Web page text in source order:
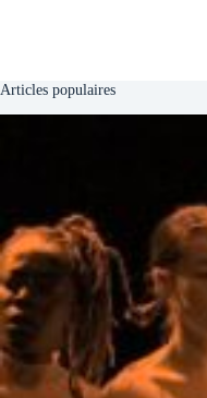
Articles populaires